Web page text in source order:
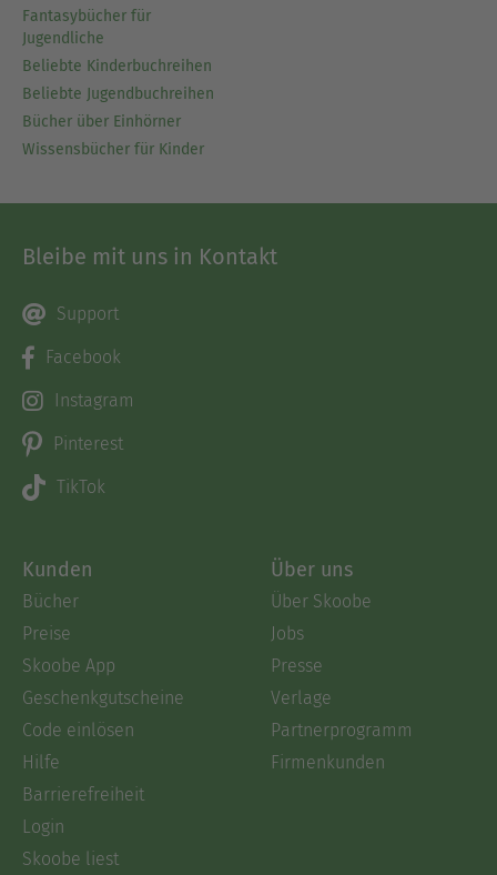
Fantasybücher für
Jugendliche
Beliebte Kinderbuchreihen
Beliebte Jugendbuchreihen
Bücher über Einhörner
Wissensbücher für Kinder
Bleibe mit uns in Kontakt
Support
Facebook
Instagram
Pinterest
TikTok
Kunden
Bücher
Preise
Skoobe App
Geschenkgutscheine
Code einlösen
Hilfe
Barrierefreiheit
Login
Skoobe liest
Über uns
Über Skoobe
Jobs
Presse
Verlage
Partnerprogramm
Firmenkunden